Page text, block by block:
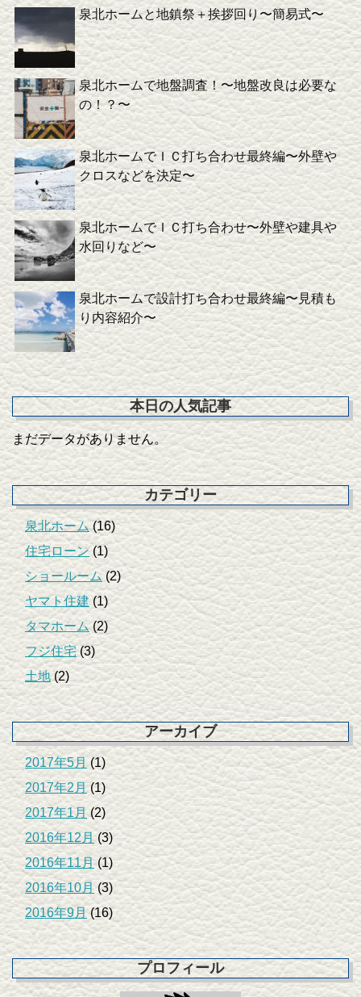
泉北ホームと地鎮祭＋挨拶回り〜簡易式〜
泉北ホームで地盤調査！〜地盤改良は必要な
の！？〜
泉北ホームでＩＣ打ち合わせ最終編〜外壁や
クロスなどを決定〜
泉北ホームでＩＣ打ち合わせ〜外壁や建具や
水回りなど〜
泉北ホームで設計打ち合わせ最終編〜見積も
り内容紹介〜
本日の人気記事
まだデータがありません。
カテゴリー
泉北ホーム(16)
住宅ローン(1)
ショールーム (2)
ヤマト住建 (1)
タマホーム(2)
フジ住宅(3)
土地 (2)
アーカイブ
2017年5月 (1)
2017年2月 (1)
2017年1月 (2)
2016年12月(3)
2016年11月 (1)
2016年10月 (3)
2016年9月 (16)
プロフィール